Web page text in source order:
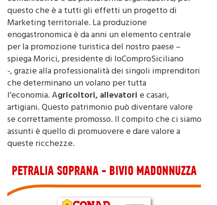
questo che è a tutti gli effetti un progetto di
Marketing territoriale. La produzione
enogastronomica è da anni un elemento centrale
per la promozione turistica del nostro paese –
spiega Morici, presidente di IoComproSiciliano
-, grazie alla professionalità dei singoli imprenditori
che determinano un volano per tutta
l’economia. Agricoltori, allevatorie casari,
artigiani. Questo patrimonio può diventare valore
se correttamente promosso. Il compito che ci siamo
assunti è quello di promuovere e dare valore a
queste ricchezze.